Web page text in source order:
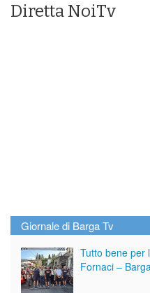
Diretta NoiTv
Giornale di Barga Tv
Tutto bene per
Fornaci – Barga